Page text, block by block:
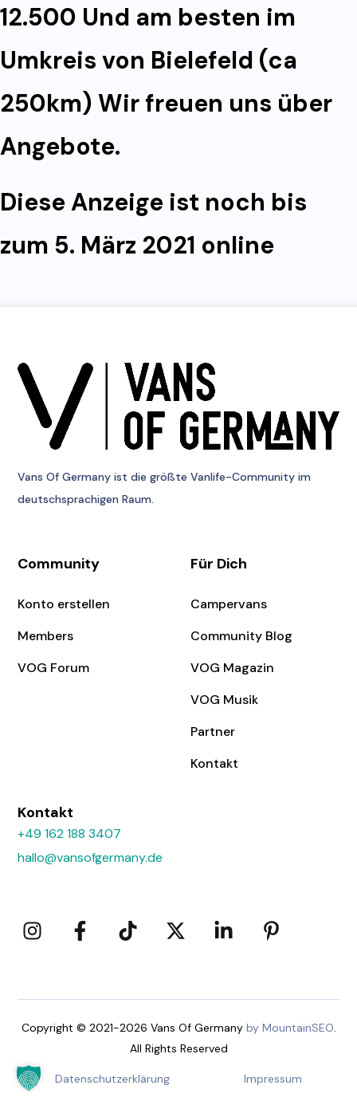
12.500 Und am besten im
Umkreis von Bielefeld (ca
250km) Wir freuen uns über
Angebote.
Diese Anzeige ist noch bis
zum 5. März 2021 online
Vans Of Germany ist die größte Vanlife-Community im
deutschsprachigen Raum.
Community
Konto erstellen
Members
VOG Forum
Für Dich
Campervans
Community Blog
VOG Magazin
VOG Musik
Partner
Kontakt
Kontakt
+49 162 188 3407
hallo@vansofgermany.de
Copyright © 2021-2026 Vans Of Germany by MountainSEO.
All Rights Reserved
Datenschutzerklärung Impressum